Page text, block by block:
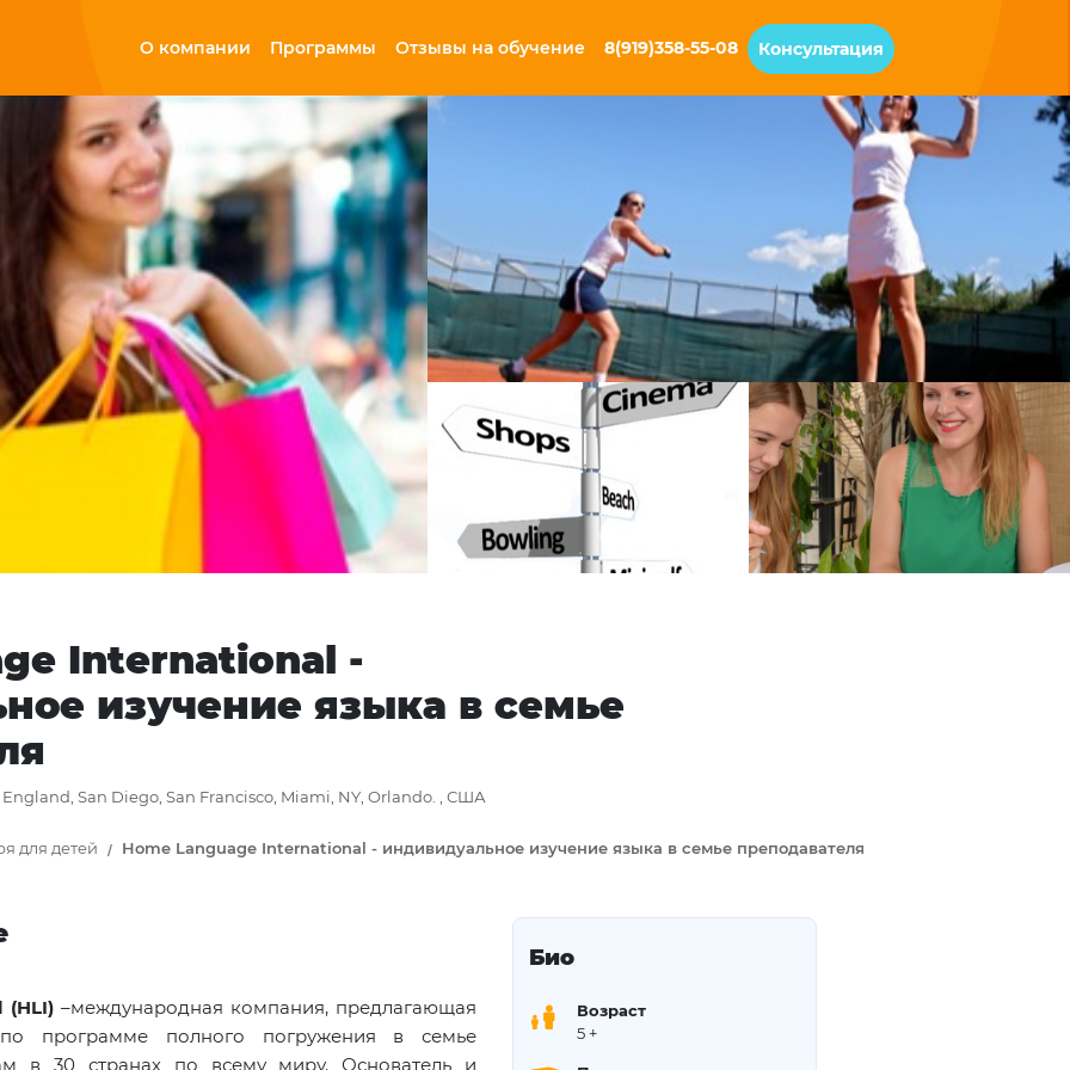
О компании Программы Отзывы на обучение 8(919)358-55-08 Консультация
International -
изучение языка в семье
San Diego, San Francisco, Miami, NY, Orlando. , США
для детей Home Language International - индивидуальное изучение языка в семье преподавателя
(HLI) –международная компания, предлагающая
по программе полного погружения в семье
в 30 странах по всему миру. Основатель и
Био
Возраст
5 +